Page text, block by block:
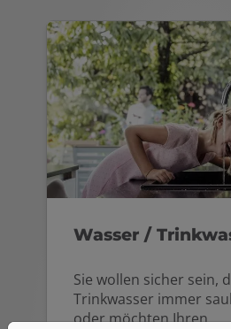
Wasser /
Sie wollen sicher sein,
Trinkwasser immer
oder möchten Ihren